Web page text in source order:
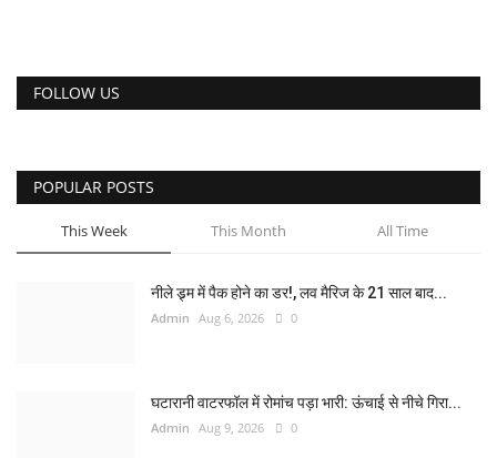
FOLLOW US
POPULAR POSTS
This Week This Month All Time
नीले ड्र्म में पैक होने का डर!, लव मैरिज के 21 साल बाद...
Admin Aug 6, 2026 0
घटारानी वाटरफॉल में रोमांच पड़ा भारी: ऊंचाई से नीचे गिरा...
Admin Aug 9, 2026 0